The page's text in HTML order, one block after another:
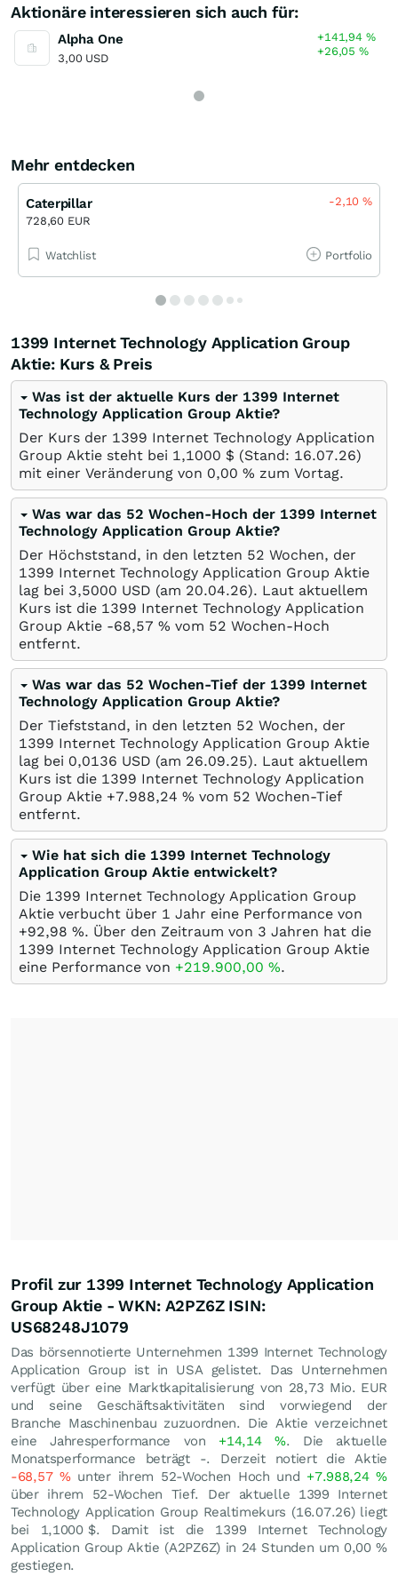
Aktionäre interessieren sich auch für:
Alpha One
3,00 USD
+141,94 %
+26,05%
Mehr entdecken
Caterpillar
728,60 EUR
-2,10%
Watchlist Portfolio
1399 Internet Technology Application Group
Aktie: Kurs & Preis
Was ist der aktuelle Kurs der 1399 Internet
Technology Application Group Aktie?
Der Kurs der 1399 Internet Technology Application
Group Aktie steht bei 1,1000 $ (Stand: 16.07.26)
mit einer Veränderung von 0,00 % zum Vortag.
Was war das 52 Wochen-Hoch der 1399 Internet
Technology Application Group Aktie?
Der Höchststand, in den letzten 52 Wochen, der
1399 Internet Technology Application Group Aktie
lag bei 3,5000 USD (am 20.04.26). Laut aktuellem
Kurs ist die 1399 Internet Technology Application
Group Aktie -68,57 % vom 52 Wochen-Hoch
entfernt.
Was war das 52 Wochen-Tief der 1399 Internet
Technology Application Group Aktie?
Der Tiefststand, in den letzten 52 Wochen, der
1399 Internet Technology Application Group Aktie
lag bei 0,0136 USD (am 26.09.25). Laut aktuellem
Kurs ist die 1399 Internet Technology Application
Group Aktie +7.988,24 % vom 52 Wochen-Tief
entfernt.
Wie hat sich die 1399 Internet Technology
Application Group Aktie entwickelt?
Die 1399 Internet Technology Application Group
Aktie verbucht über 1 Jahr eine Performance von
+92,98 %. Über den Zeitraum von 3 Jahren hat die
1399 Internet Technology Application Group Aktie
eine Performance von +219.900,00 %.
Profil zur 1399 Internet Technology Application
Group Aktie - WKN: A2PZ6Z ISIN:
US68248J1079
Das börsennotierte Unternehmen 1399 Internet Technology
Application Group ist in USA gelistet. Das Unternehmen
verfügt über eine Marktkapitalisierung von 28,73 Mio. EUR
und seine Geschäftsaktivitäten sind vorwiegend der
Branche Maschinenbau zuzuordnen. Die Aktie verzeichnet
eine Jahresperformance von +14,14 %. Die aktuelle
Monatsperformance beträgt -. Derzeit notiert die Aktie
-68,57 %unter ihrem 52-Wochen Hoch und +7.988,24%
über ihrem 52-Wochen Tief. Der aktuelle 1399 Internet
Technology Application Group Realtimekurs (16.07.26) liegt
bei 1,1000 $. Damit ist die 1399 Internet Technology
Application Group Aktie (A2PZ6Z) in 24 Stunden um 0,00%
gestiegen.